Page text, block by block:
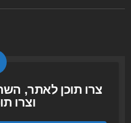
צרו תוכן לאתר,
וצרו